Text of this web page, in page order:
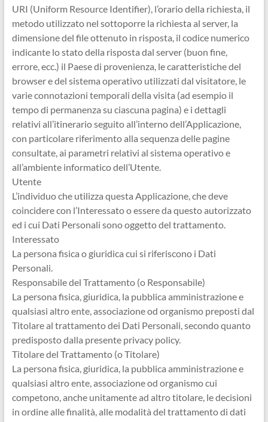
URI (Uniform Resource Identifier), l’orario della richiesta, il
metodo utilizzato nel sottoporre la richiesta al server, la
dimensione del file ottenuto in risposta, il codice numerico
indicante lo stato della risposta dal server (buon fine,
errore, ecc.) il Paese di provenienza, le caratteristiche del
browser e del sistema operativo utilizzati dal visitatore, le
varie connotazioni temporali della visita (ad esempio il
tempo di permanenza su ciascuna pagina) e i dettagli
relativi all’itinerario seguito all’interno dell’Applicazione,
con particolare riferimento alla sequenza delle pagine
consultate, ai parametri relativi al sistema operativo e
all’ambiente informatico dell’Utente.
Utente
L’individuo che utilizza questa Applicazione, che deve
coincidere con l’Interessato o essere da questo autorizzato
ed i cui Dati Personali sono oggetto del trattamento.
Interessato
La persona fisica o giuridica cui si riferiscono i Dati
Personali.
Responsabile del Trattamento (o Responsabile)
La persona fisica, giuridica, la pubblica amministrazione e
qualsiasi altro ente, associazione od organismo preposti dal
Titolare al trattamento dei Dati Personali, secondo quanto
predisposto dalla presente privacy policy.
Titolare del Trattamento (o Titolare)
La persona fisica, giuridica, la pubblica amministrazione e
qualsiasi altro ente, associazione od organismo cui
competono, anche unitamente ad altro titolare, le decisioni
in ordine alle finalità, alle modalità del trattamento di dati